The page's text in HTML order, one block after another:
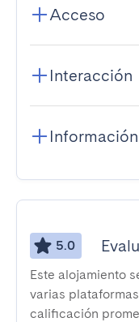
Acceso
Interacción
5.0
Este alojamiento
varias
calificación